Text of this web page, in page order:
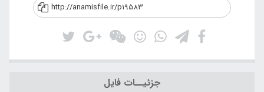
http://anamisfile.ir/p19583
جزئیــات فایل